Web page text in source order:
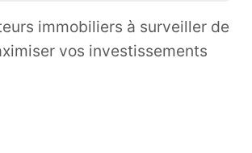
immobiliers à surveiller de
vos investissements